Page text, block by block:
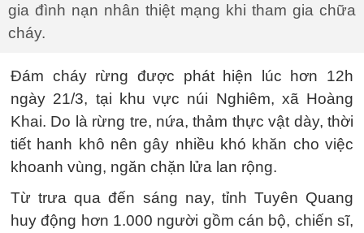
gia đình nạn nhân thiệt mạng khi tham gia chữa
cháy.
Đám cháy rừng được phát hiện lúc hơn 12h
ngày 21/3, tại khu vực núi Nghiêm, xã Hoàng
Khai. Do là rừng tre, nứa, thảm thực vật dày, thời
tiết hanh khô nên gây nhiều khó khăn cho việc
khoanh vùng, ngăn chặn lửa lan rộng.
Từ trưa qua đến sáng nay, tỉnh Tuyên Quang
huy động hơn 1.000 người gồm cán bộ, chiến sĩ,